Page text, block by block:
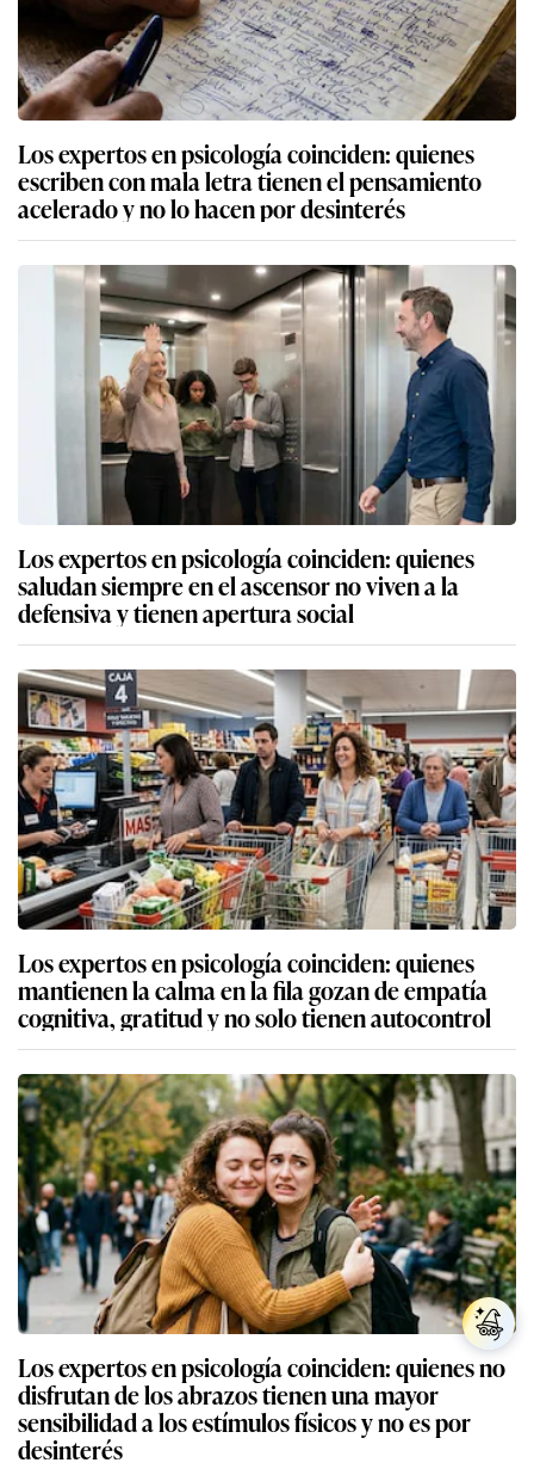
Los expertos en psicología coinciden: quienes
escriben con mala letra tienen el pensamiento
acelerado y no lo hacen por desinterés
Los expertos en psicología coinciden: quienes
saludan siempre en el ascensor no viven a la
defensiva y tienen apertura social
Los expertos en psicología coinciden: quienes
mantienen la calma en la fila gozan de empatía
cognitiva, gratitud y no solo tienen autocontrol
Los expertos en psicología coinciden: quienes no
disfrutan de los abrazos tienen una mayor
sensibilidad a los estímulos físicos y no es por
desinterés